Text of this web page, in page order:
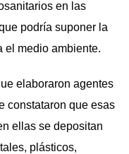
en las
podría suponer la
el medio ambiente.
elaboraron agentes
constataron que esas
ellas se depositan
plásticos,